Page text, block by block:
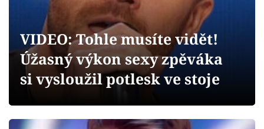
Videa
Sledujte prima+
VIDEO: Tohle musíte vidět!
Úžasný výkon sexy zpěváka
si vysloužil potlesk ve stoje